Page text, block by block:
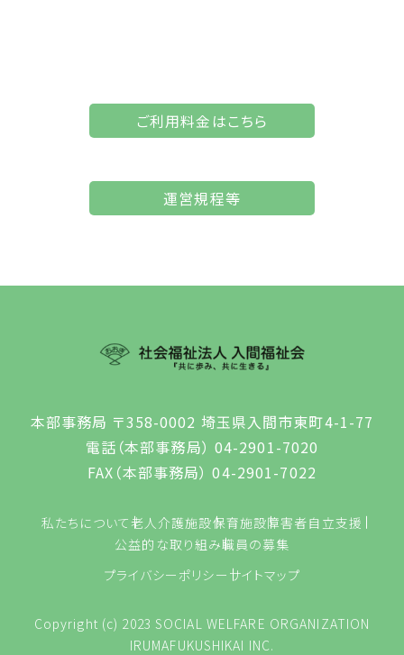
ご利用料金はこちら
運営規程等
本部事務局 〒358-0002 埼玉県入間市東町4-1-77
電話（本部事務局） 04-2901-7020
FAX（本部事務局） 04-2901-7022
私たちについて老人介護施設保育施設障害者自立支援
公益的な取り組み職員の募集
プライバシーポリシー サイトマップ
Copyright (c) 2023 SOCIAL WELFARE ORGANIZATION
IRUMAFUKUSHIKAI INC.